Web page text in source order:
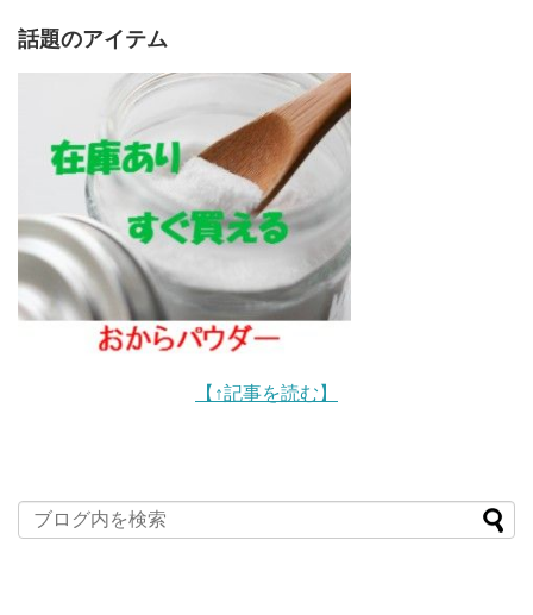
話題のアイテム
【↑記事を読む】